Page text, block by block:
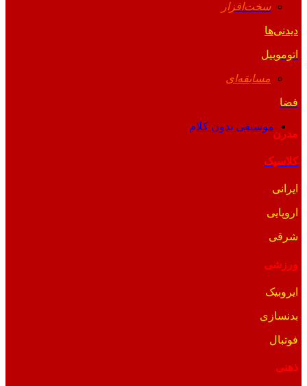
سخت‌افزار
دیدنی‌ها
اتوموبیل
مسابقه‌ای
فضا
موسیقی بدون کلام
مدرن
کلاسیک
ایرانی
اروپایی
شرقی
ورزشی
ایروبیک
بدنسازی
فوتبال
ذهنی